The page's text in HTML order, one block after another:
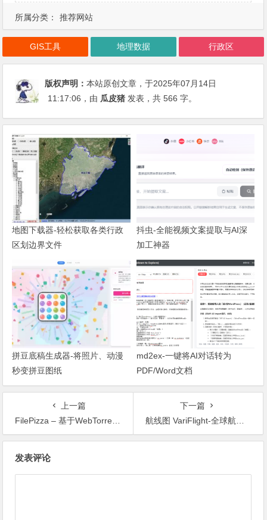
所属分类： 推荐网站
GIS工具 地理数据 行政区
版权声明：本站原创文章，于2025年07月14日
11:17:06 ，由 瓜皮猪 发表，共 566 字。
地图下载器-轻松获取各类行政
区划边界文件
抖虫-全能视频文案提取与AI深
加工神器
拼豆底稿生成器-将照片、动漫
秒变拼豆图纸
md2ex-一键将AI对话转为
PDF/Word文档
上一篇
FilePizza – 基于WebTorrent的极速P2P文件共享工具
下一篇
航线图 VariFlight-全球航班实时动态查询
发表评论